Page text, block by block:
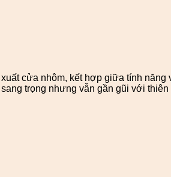
cửa nhôm, kết hợp giữa tính
trọng nhưng vẫn gần gũi với thiên